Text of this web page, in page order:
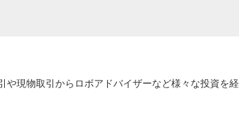
現物取引からロボアドバイザーなど様々な投資を経